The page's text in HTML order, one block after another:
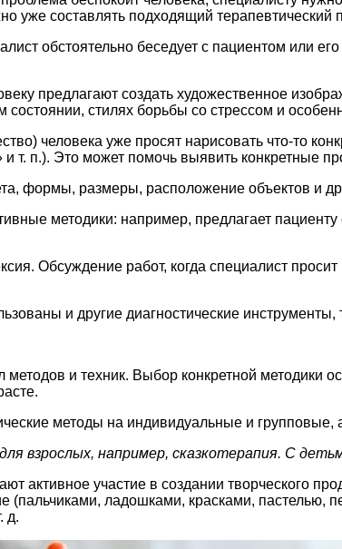
уже составлять подходящий терапевтический
обстоятельно беседует с пациентом или
предлагают создать художественное
стилях борьбы со стрессом и
человека уже просят нарисовать что-то
т. п.). Это может помочь выявить конкретные
формы, размеры, расположение объектов и
методики: например, предлагает
Обсуждение работ, когда специалист
и другие диагностические
и техник. Выбор конкретной методики
методы на индивидуальные и групповые,
взрослых, например, сказкотерапия. С
активное участие в создании творческого
(пальчиками, ладошками, красками,
д.